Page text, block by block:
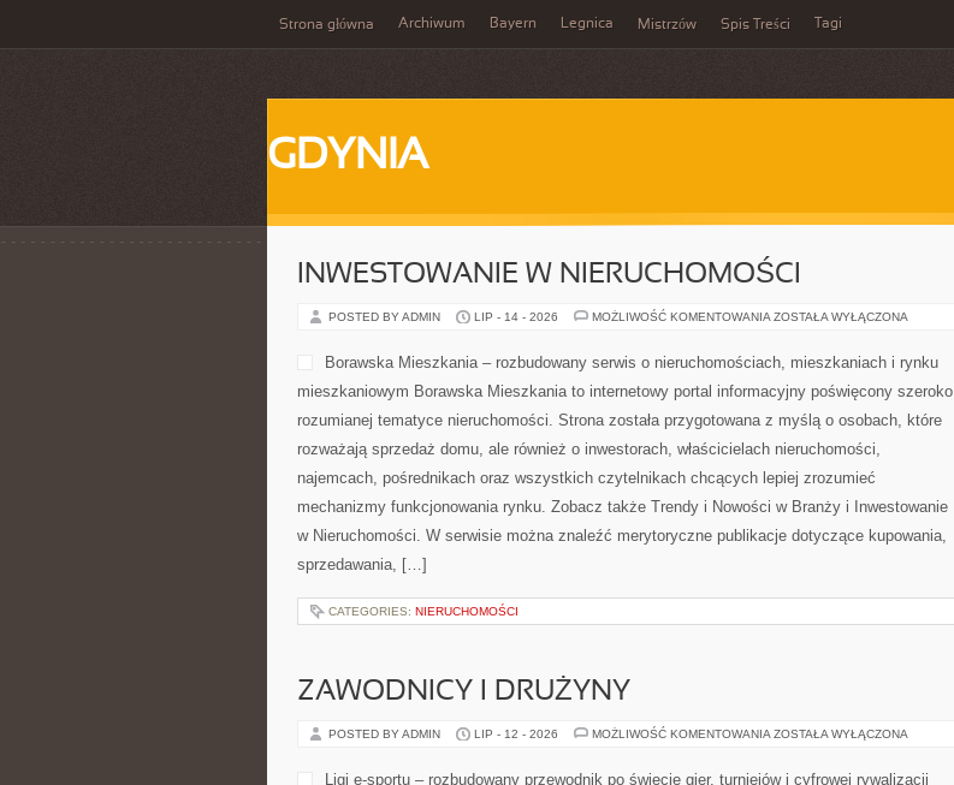
Strona główna Archiwum Bayern Legnica Mistrzów Spis Treści Tagi
GDYNIA
INWESTOWANIE W NIERUCHOMOŚCI
POSTED BY ADMIN LIP - 14 - 2026 MOŻLIWOŚĆ KOMENTOWANIA INWESTOWANIE
ZOSTAŁA WYŁĄCZONA
Borawska Mieszkania – rozbudowany serwis o nieruchomościach, mieszkaniach i rynku
mieszkaniowym Borawska Mieszkania to internetowy portal informacyjny poświęcony szeroko
rozumianej tematyce nieruchomości. Strona została przygotowana z myślą o osobach, które
rozważają sprzedaż domu, ale również o inwestorach, właścicielach nieruchomości,
najemcach, pośrednikach oraz wszystkich czytelnikach chcących lepiej zrozumieć
mechanizmy funkcjonowania rynku. Zobacz także Trendy i Nowości w Branży i Inwestowanie
w Nieruchomości. W serwisie można znaleźć merytoryczne publikacje dotyczące kupowania,
sprzedawania, […]
CATEGORIES: NIERUCHOMOŚCI
ZAWODNICY I DRUŻYNY
POSTED BY ADMIN LIP - 12 - 2026 MOŻLIWOŚĆ KOMENTOWANIA ZAWODNICY
ZOSTAŁA WYŁĄCZONA
Ligi e-sportu – rozbudowany przewodnik po świecie gier, turniejów i cyfrowej rywalizacji